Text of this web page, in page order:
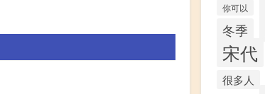
你可以
冬季
宋代
很多人